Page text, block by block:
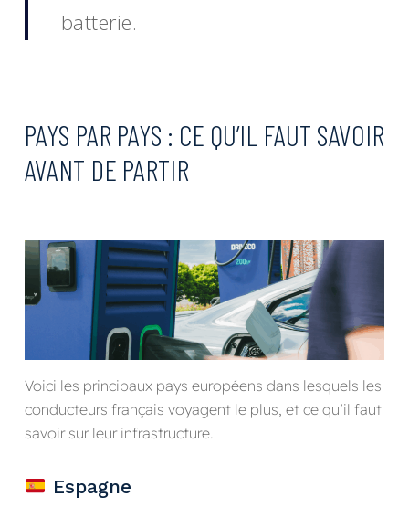
batterie.
PAYS PAR PAYS : CE QU’IL FAUT SAVOIR
AVANT DE PARTIR
Voici les principaux pays européens dans lesquels les
conducteurs français voyagent le plus, et ce qu’il faut
savoir sur leur infrastructure.
Espagne